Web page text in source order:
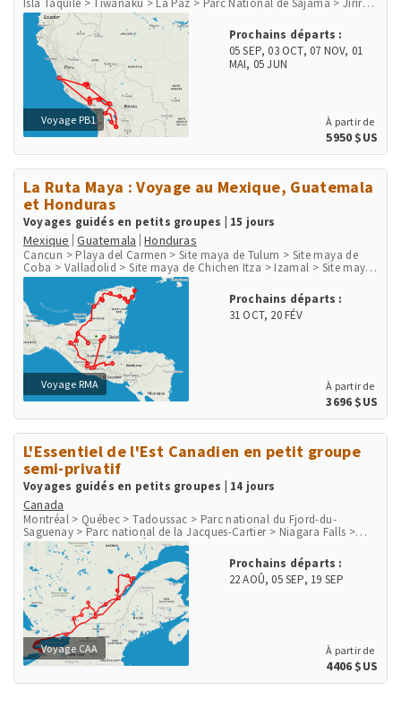
Isla Taquile > Tiwanaku > La Paz > Parc National de Sajama > Jirira
> Salar d'Uyuni > Uyuni > Canyon de Palca > Cusco > Chinchero >
Moray > Salines de Maras > Ollantaytambo > Aguas Calientes, Machu
Picchu Pueblo > Site Inka Machu Picchu > Lares
Voyage PB1
Prochains départs :
05 SEP,03 OCT,07 NOV, 01
MAI, 05 JUN
À partir de
5950 $US
La Ruta Maya : Voyage au Mexique, Guatemala
et Honduras
Voyages guidés en petits groupes | 15 jours
Mexique Guatemala Honduras
Cancun > Playa del Carmen > Site maya de Tulum > Site maya de
Coba > Valladolid > Site maya de Chichen Itza > Izamal > Site maya
de Uxmal > Agua Azul > Site maya de Palenque > Ville de Palenque >
Site maya de Yaxchilan > Site maya de Bonampak > San Cristobal de
las Casas > San Juan de Chamula > Chichicastenango > Panajachel
> Lac Atitlan > San Juan la Laguna > Antigua > Guatemala City >
Flores > Site maya de Tikal > Site maya de Copan
Voyage RMA
Prochains départs :
31 OCT, 20 FÉV
À partir de
3696 $US
L'Essentiel de l'Est Canadien en petit groupe
semi-privatif
Voyages guidés en petits groupes | 14 jours
Canada
Montréal > Québec > Tadoussac > Parc national du Fjord-du-
Saguenay > Parc national de la Jacques-Cartier > Niagara Falls >
Parc national des Mille-Îles > Ottawa > Mont-Tremblant > Parc
national du Mont-Tremblant
Voyage CAA
Prochains départs :
22 AOÛ,05 SEP, 19 SEP
À partir de
4406 $US